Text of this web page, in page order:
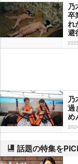
乃
卒
れ
避
乃
過
め
話題の特集を